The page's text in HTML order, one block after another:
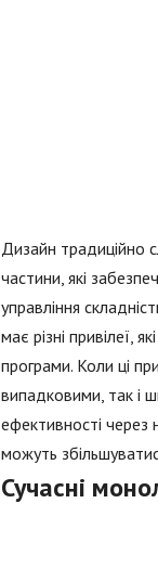
Дизайн традиційно
частини, які
управління
має різні привілеї,
програми. Коли ці
випадковими, так і
ефективності
можуть
Сучасні